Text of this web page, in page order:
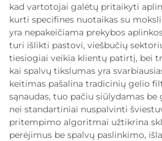
kad vartotojai galėtų pritaikyti
kurti specifines nuotaikas su
yra nepakeičiama prekybos
turi išlikti pastovi, viešbučių
tiesiogiai veikia klientų patirtį, bei
kai spalvų tikslumas yra
keitimas pašalina tradicinių gelio
sąnaudas, tuo pačiu siūlydamas
nei standartiniai nuspalvinti
pritempimo algoritmai užtikrina
perėjimus be spalvų paslinkimo,